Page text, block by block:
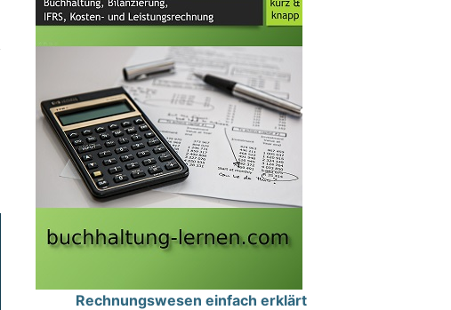
Rechnungswesen einfach erklärt